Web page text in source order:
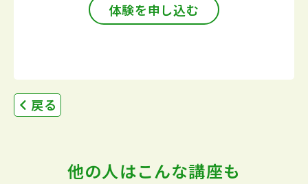
体験を申し込む
戻る
他の人はこんな講座も